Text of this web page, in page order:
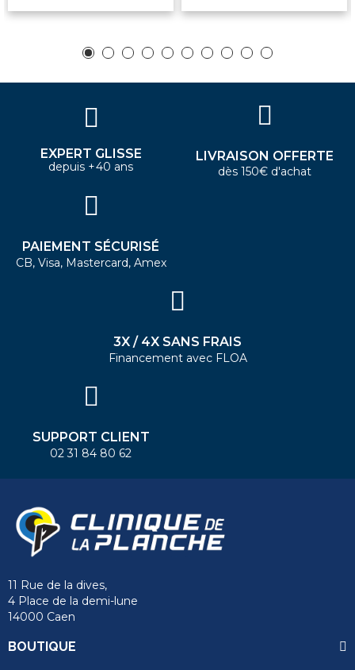
EXPERT GLISSE
depuis +40 ans
LIVRAISON OFFERTE
dès 150€ d'achat
PAIEMENT SÉCURISÉ
CB, Visa, Mastercard, Amex
3X / 4X SANS FRAIS
Financement avec FLOA
SUPPORT CLIENT
02 31 84 80 62
11 Rue de la dives,
4 Place de la demi-lune
14000 Caen
BOUTIQUE